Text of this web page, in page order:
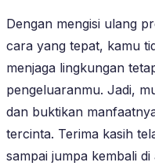
Dengan mengisi ulang
cara yang tepat, kamu
menjaga lingkungan
pengeluaranmu. Jadi,
dan buktikan
tercinta. Terima kasih
sampai jumpa kembali